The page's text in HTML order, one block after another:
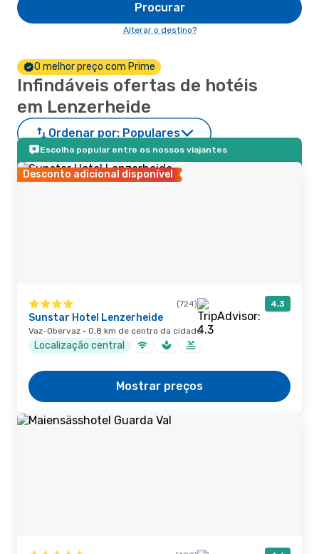
Procurar
Alterar o destino?
O melhor preço com Prime
Infindáveis ofertas de hotéis
em Lenzerheide
Ordenar por: Populares
Escolha popular entre os nossos viajantes
Desconto adicional disponível
(724) 4,3
Sunstar Hotel Lenzerheide
Vaz-Obervaz · 0,8 km de centro da cidade
Localização central
Mostrar preços